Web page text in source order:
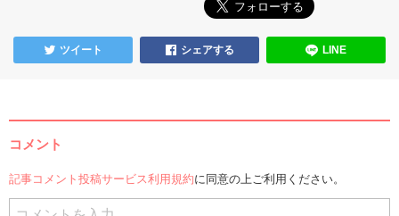
ツイート シェアする LINE
コメント
記事コメント投稿サービス利用規約に同意の上ご利用ください。